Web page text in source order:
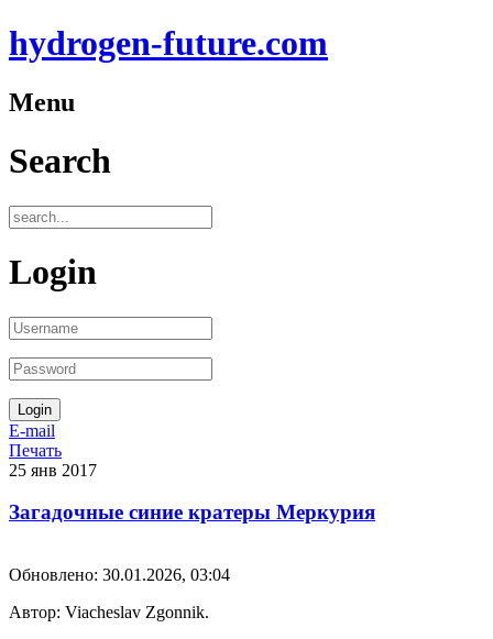
hydrogen-future.com
Menu
Search
Login
E-mail
Печать
25 янв 2017
Загадочные синие кратеры Меркурия
Обновлено: 30.01.2026, 03:04
Автор: Viacheslav Zgonnik.